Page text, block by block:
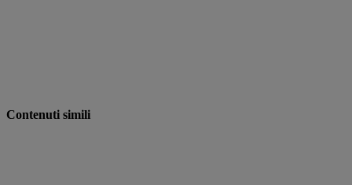
Contenuti simili